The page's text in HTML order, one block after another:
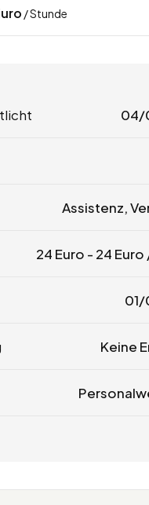
/ Stunde
04/
Assistenz,
24 Euro - 24 Euro
Keine